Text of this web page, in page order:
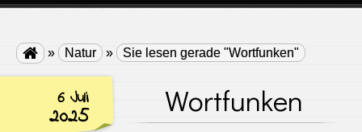
 » Natur » Sie lesen gerade "Wortfunken"
6 Juli
2025 Wortfunken